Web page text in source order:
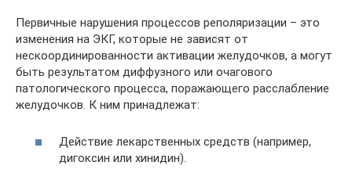
Первичные нарушения процессов реполяризации – это
изменения на ЭКГ, которые не зависят от
нескоординированности активации желудочков, а могут
быть результатом диффузного или очагового
патологического процесса, поражающего расслабление
желудочков. К ним принадлежат:
Действие лекарственных средств (например,
дигоксин или хинидин).